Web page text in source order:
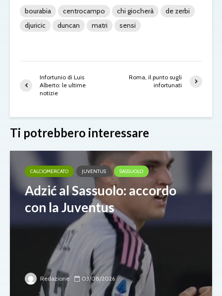
bourabia centrocampo chi giocherà
de zerbi
djuricic
duncan matri sensi
Infortunio di Luis
Alberto: le ultime
notizie
Roma, il punto sugli
infortunati
Ti potrebbero interessare
CALCIOMERCATO JUVENTUS SASSUOLO
Adzić al Sassuolo: accordo
con la Juventus
Redazione 03/08/2026